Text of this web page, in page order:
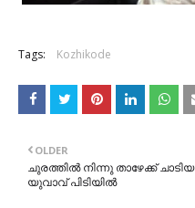
Tags: Kozhikode
OLDER
ചുരത്തിൽ നിന്നു താഴേക്ക് ചാടിയ
യുവാവ് പിടിയിൽ